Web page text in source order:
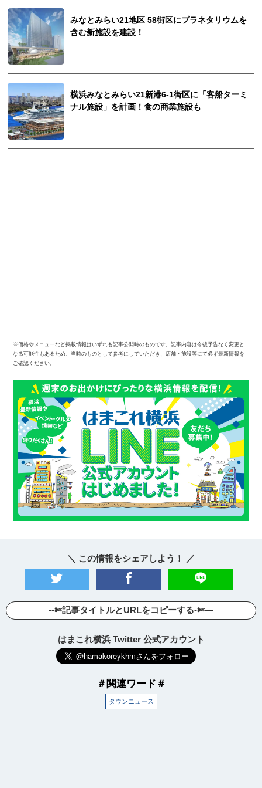
みなとみらい21地区 58街区にプラネタリウムを
含む新施設を建設！
横浜みなとみらい21新港6-1街区に「客船ターミ
ナル施設」を計画！食の商業施設も
※価格やメニューなど掲載情報はいずれも記事公開時のものです。記事内容は今後予告なく変更と
なる可能性もあるため、当時のものとして参考にしていただき、店舗・施設等にて必ず最新情報を
ご確認ください。
＼ この情報をシェアしよう！ ／
--✄記事タイトルとURLをコピーする-✄—
はまこれ横浜 Twitter 公式アカウント
＃関連ワード＃
タウンニュース